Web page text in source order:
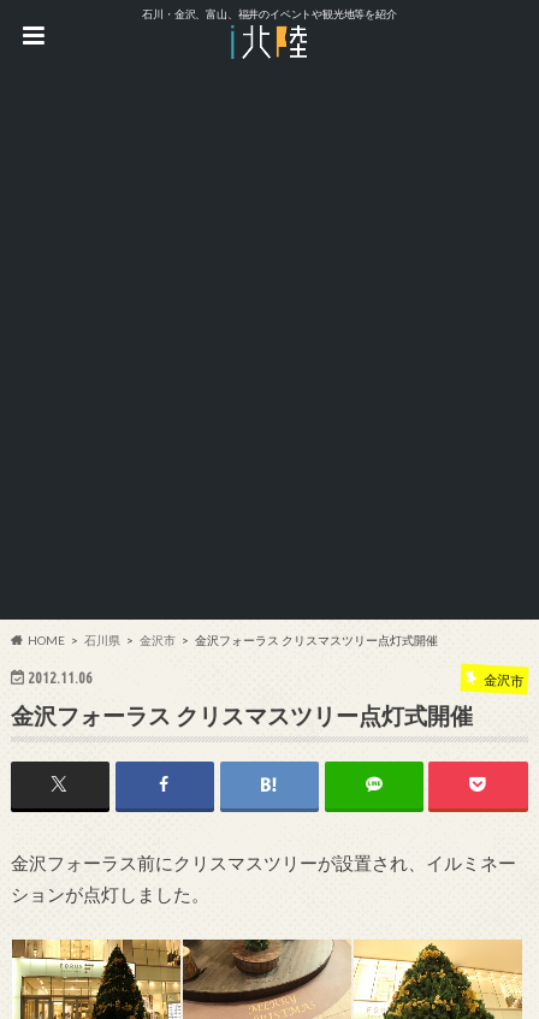
石川・金沢、富山、福井のイベントや観光地等を紹介
HOME 石川県 金沢市 金沢フォーラス クリスマスツリー点灯式開催
2012.11.06 金沢市
金沢フォーラス クリスマスツリー点灯式開催
金沢フォーラス前にクリスマスツリーが設置され、イルミネー
ションが点灯しました。